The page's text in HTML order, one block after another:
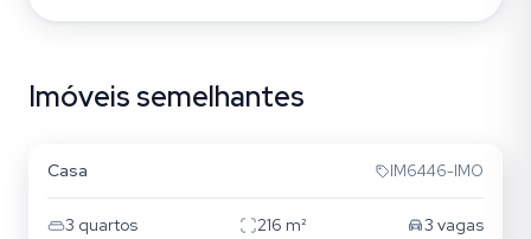
Imóveis semelhantes
Jardim Itu
Casa IM6446-IMO
3 quartos 216 m² 3 vagas